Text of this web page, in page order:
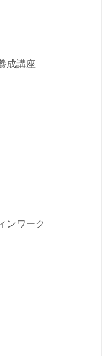
成講座
ンワーク